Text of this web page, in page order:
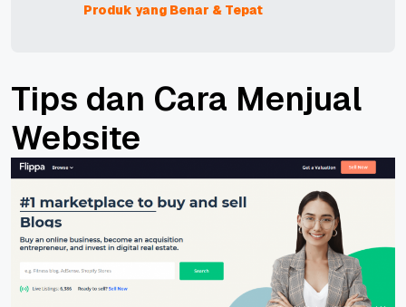
Produk yang Benar & Tepat
Tips dan Cara Menjual
Website